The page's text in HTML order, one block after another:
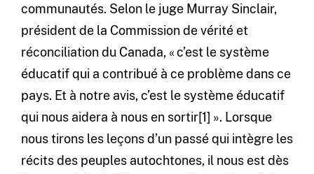
communautés. Selon le juge Murray Sinclair,
président de la Commission de vérité et
réconciliation du Canada, « c’est le système
éducatif qui a contribué à ce problème dans ce
pays. Et à notre avis, c’est le système éducatif
qui nous aidera à nous en sortir[1] ». Lorsque
nous tirons les leçons d’un passé qui intègre les
récits des peuples autochtones, il nous est dès